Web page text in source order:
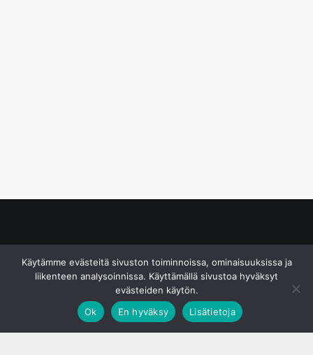
Käytämme evästeitä sivuston toiminnoissa, ominaisuuksissa ja
liikenteen analysoinnissa. Käyttämällä sivustoa hyväksyt
evästeiden käytön.
Ok
En hyväksy Lisätietoja